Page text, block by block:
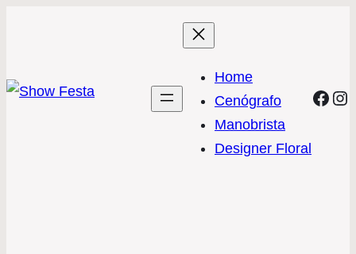
Home
Cenógrafo
Manobrista
Designer Floral